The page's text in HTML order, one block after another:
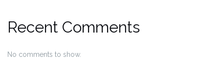
Recent Comments
No comments to show.